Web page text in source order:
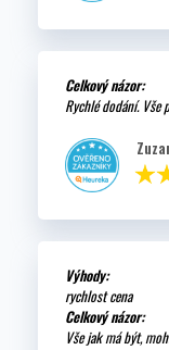
Celkový názor:
Rychlé dodání. Vše
Výhody:
rychlost cena
Celkový názor:
Vše jak má být,